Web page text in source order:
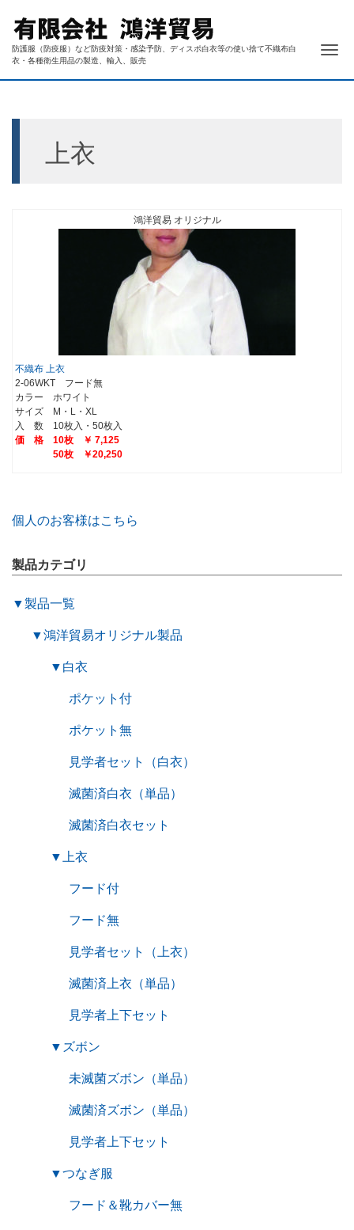
防護服（防疫服）など防疫対策・感染予防、ディスポ白衣等の使い捨て不織布白
衣・各種衛生用品の製造、輸入、販売
ナ
上衣
鴻洋貿易 オリジナル
不織布 上衣
2-06WKT フード無
カラー ホワイト
サイズ M・L・XL
入 数 10枚入・50枚入
価 格 10枚 ￥ 7,125
50枚 ￥20,250
個人のお客様はこちら
製品カテゴリ
▼製品一覧
▼鴻洋貿易オリジナル製品
▼ 白衣
ポケット付
ポケット無
見学者セット（白衣）
滅菌済白衣（単品）
滅菌済白衣セット
▼上衣
フード付
フード無
見学者セット（上衣）
滅菌済上衣（単品）
見学者上下セット
▼ ズボン
未滅菌ズボン（単品）
滅菌済ズボン（単品）
見学者上下セット
▼つなぎ服
フード＆靴カバー無